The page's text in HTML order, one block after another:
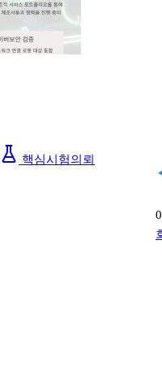
핵심시험의뢰